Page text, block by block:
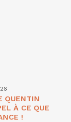
QUENTIN
À CE QUE
!